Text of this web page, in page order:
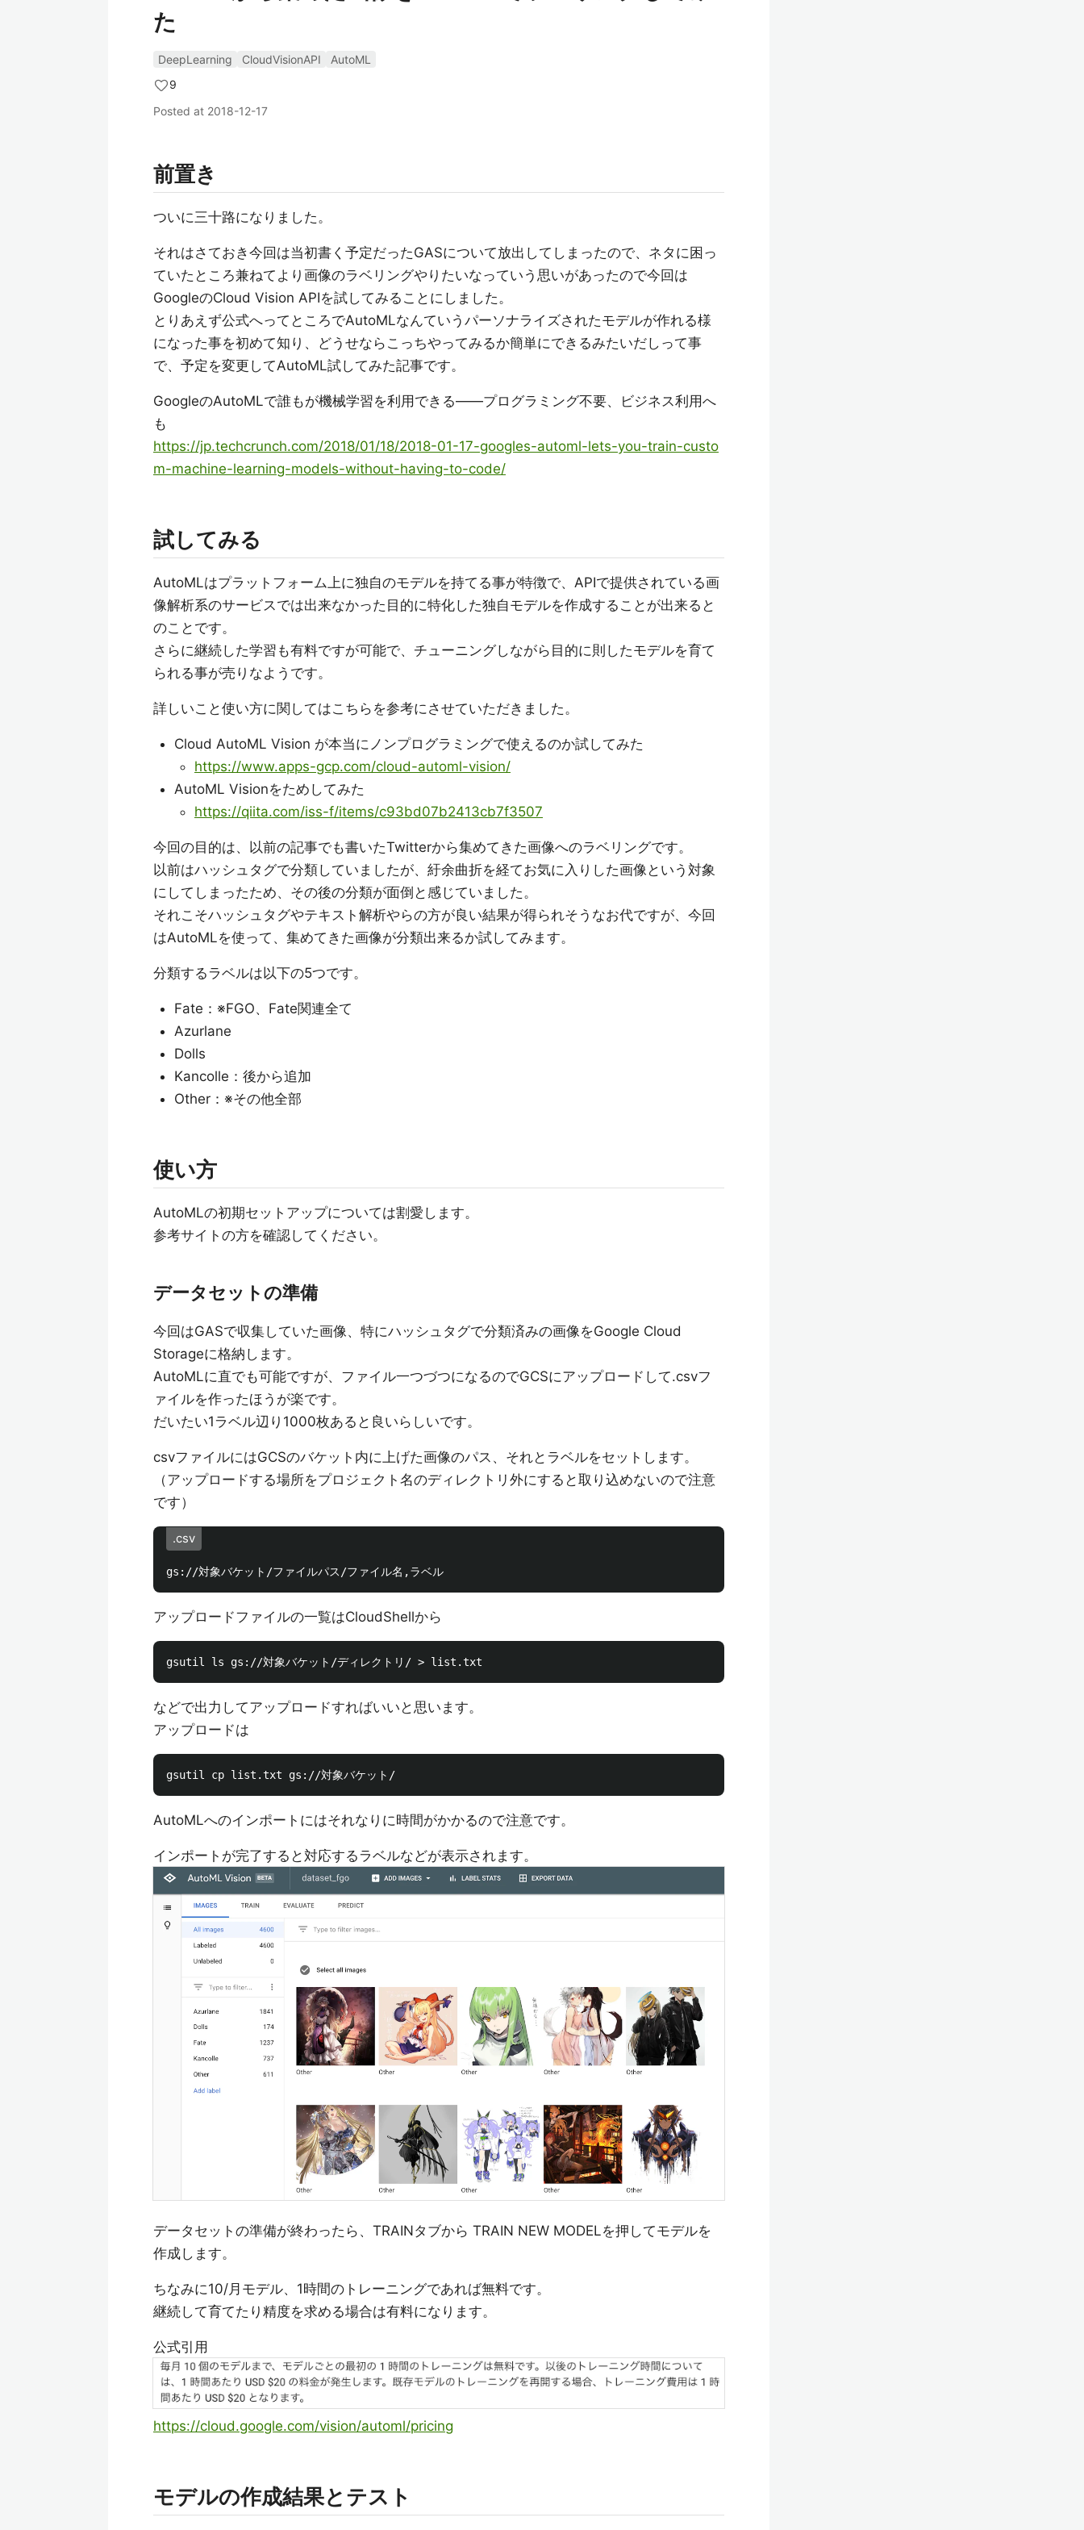
た
DeepLearning CloudVisionAPI
AutoML
9
Posted at 2018-12-17
前置き
ついに三十路になりました。
それはさておき今回は当初書く予定だったGASについて放出してしまったので、ネタに困っ
ていたところ兼ねてより画像のラベリングやりたいなっていう思いがあったので今回は
GoogleのCloud Vision APIを試してみることにしました。
とりあえず公式へってところでAutoMLなんていうパーソナライズされたモデルが作れる様
になった事を初めて知り、どうせならこっちやってみるか簡単にできるみたいだしって事
で、予定を変更してAutoML試してみた記事です。
GoogleのAutoMLで誰もが機械学習を利用できる――プログラミング不要、ビジネス利用へ
も
https://jp.techcrunch.com/2018/01/18/2018-01-17-googles-automl-lets-you-train-custo
m-machine-learning-models-without-having-to-code/
試してみる
AutoMLはプラットフォーム上に独自のモデルを持てる事が特徴で、APIで提供されている画
像解析系のサービスでは出来なかった目的に特化した独自モデルを作成することが出来ると
のことです。
さらに継続した学習も有料ですが可能で、チューニングしながら目的に則したモデルを育て
られる事が売りなようです。
詳しいこと使い方に関してはこちらを参考にさせていただきました。
Cloud AutoML Vision が本当にノンプログラミングで使えるのか試してみた
https://www.apps-gcp.com/cloud-automl-vision/
AutoML Visionをためしてみた
https://qiita.com/iss-f/items/c93bd07b2413cb7f3507
今回の目的は、以前の記事でも書いたTwitterから集めてきた画像へのラベリングです。
以前はハッシュタグで分類していましたが、紆余曲折を経てお気に入りした画像という対象
にしてしまったため、その後の分類が面倒と感じていました。
それこそハッシュタグやテキスト解析やらの方が良い結果が得られそうなお代ですが、今回
はAutoMLを使って、集めてきた画像が分類出来るか試してみます。
分類するラベルは以下の5つです。
Fate：※FGO、Fate関連全て
Azurlane
Dolls
Kancolle：後から追加
Other：※その他全部
使い方
AutoMLの初期セットアップについては割愛します。
参考サイトの方を確認してください。
データセットの準備
今回はGASで収集していた画像、特にハッシュタグで分類済みの画像をGoogle Cloud
Storageに格納します。
AutoMLに直でも可能ですが、ファイル一つづつになるのでGCSにアップロードして.csvフ
ァイルを作ったほうが楽です。
だいたい1ラベル辺り1000枚あると良いらしいです。
csvファイルにはGCSのバケット内に上げた画像のパス、それとラベルをセットします。
（アップロードする場所をプロジェクト名のディレクトリ外にすると取り込めないので注意
です）
.csv
アップロードファイルの一覧はCloudShellから
などで出力してアップロードすればいいと思います。
アップロードは
AutoMLへのインポートにはそれなりに時間がかかるので注意です。
インポートが完了すると対応するラベルなどが表示されます。
データセットの準備が終わったら、TRAINタブから TRAIN NEW MODELを押してモデルを
作成します。
ちなみに10/月モデル、1時間のトレーニングであれば無料です。
継続して育てたり精度を求める場合は有料になります。
公式引用
https://cloud.google.com/vision/automl/pricing
モデルの作成結果とテスト